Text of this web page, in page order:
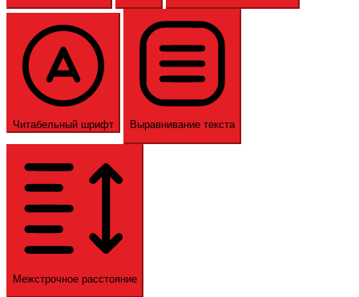
Читабельный шрифт Выравнивание текста
Межстрочное расстояние